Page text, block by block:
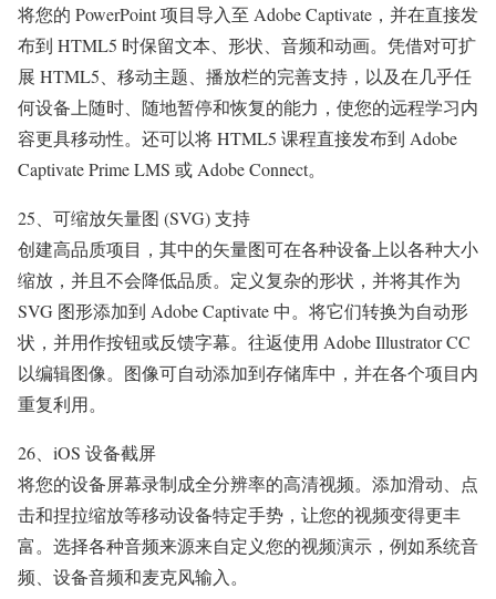
将您的 PowerPoint 项目导入至 Adobe Captivate，并在直接发
布到 HTML5 时保留文本、形状、音频和动画。凭借对可扩
展 HTML5、移动主题、播放栏的完善支持，以及在几乎任
何设备上随时、随地暂停和恢复的能力，使您的远程学习内
容更具移动性。还可以将 HTML5 课程直接发布到 Adobe
Captivate Prime LMS 或 Adobe Connect。
25、可缩放矢量图 (SVG) 支持
创建高品质项目，其中的矢量图可在各种设备上以各种大小
缩放，并且不会降低品质。定义复杂的形状，并将其作为
SVG 图形添加到 Adobe Captivate 中。将它们转换为自动形
状，并用作按钮或反馈字幕。往返使用 Adobe Illustrator CC
以编辑图像。图像可自动添加到存储库中，并在各个项目内
重复利用。
26、iOS 设备截屏
将您的设备屏幕录制成全分辨率的高清视频。添加滑动、点
击和捏拉缩放等移动设备特定手势，让您的视频变得更丰
富。选择各种音频来源来自定义您的视频演示，例如系统音
频、设备音频和麦克风输入。